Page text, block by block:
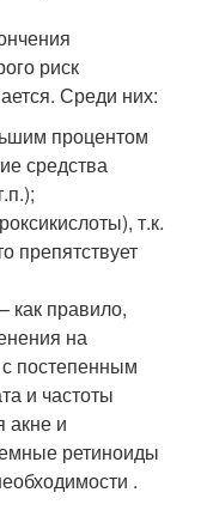
риск
Среди них:
процентом
средства
т.к.
препятствует
как правило,
на
постепенным
и частоты
акне и
ретиноиды
.